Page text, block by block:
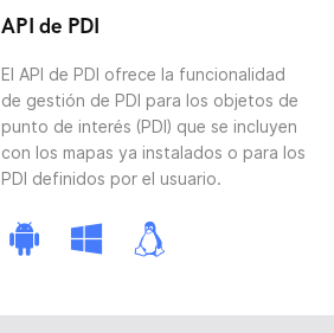
API de PDI
El API de PDI ofrece la funcionalidad
de gestión de PDI para los objetos de
punto de interés (PDI) que se incluyen
con los mapas ya instalados o para los
PDI definidos por el usuario.